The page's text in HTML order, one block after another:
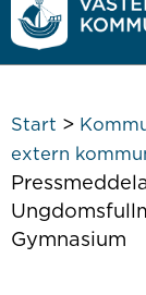
Start >
extern
Gymnasium